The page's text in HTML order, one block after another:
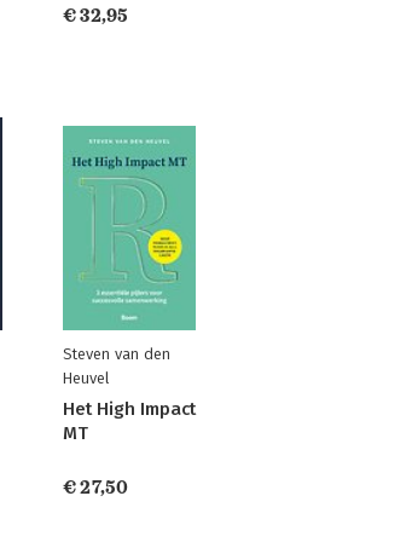
€ 32,95
Steven van den
Heuvel
Het High Impact
MT
€ 27,50